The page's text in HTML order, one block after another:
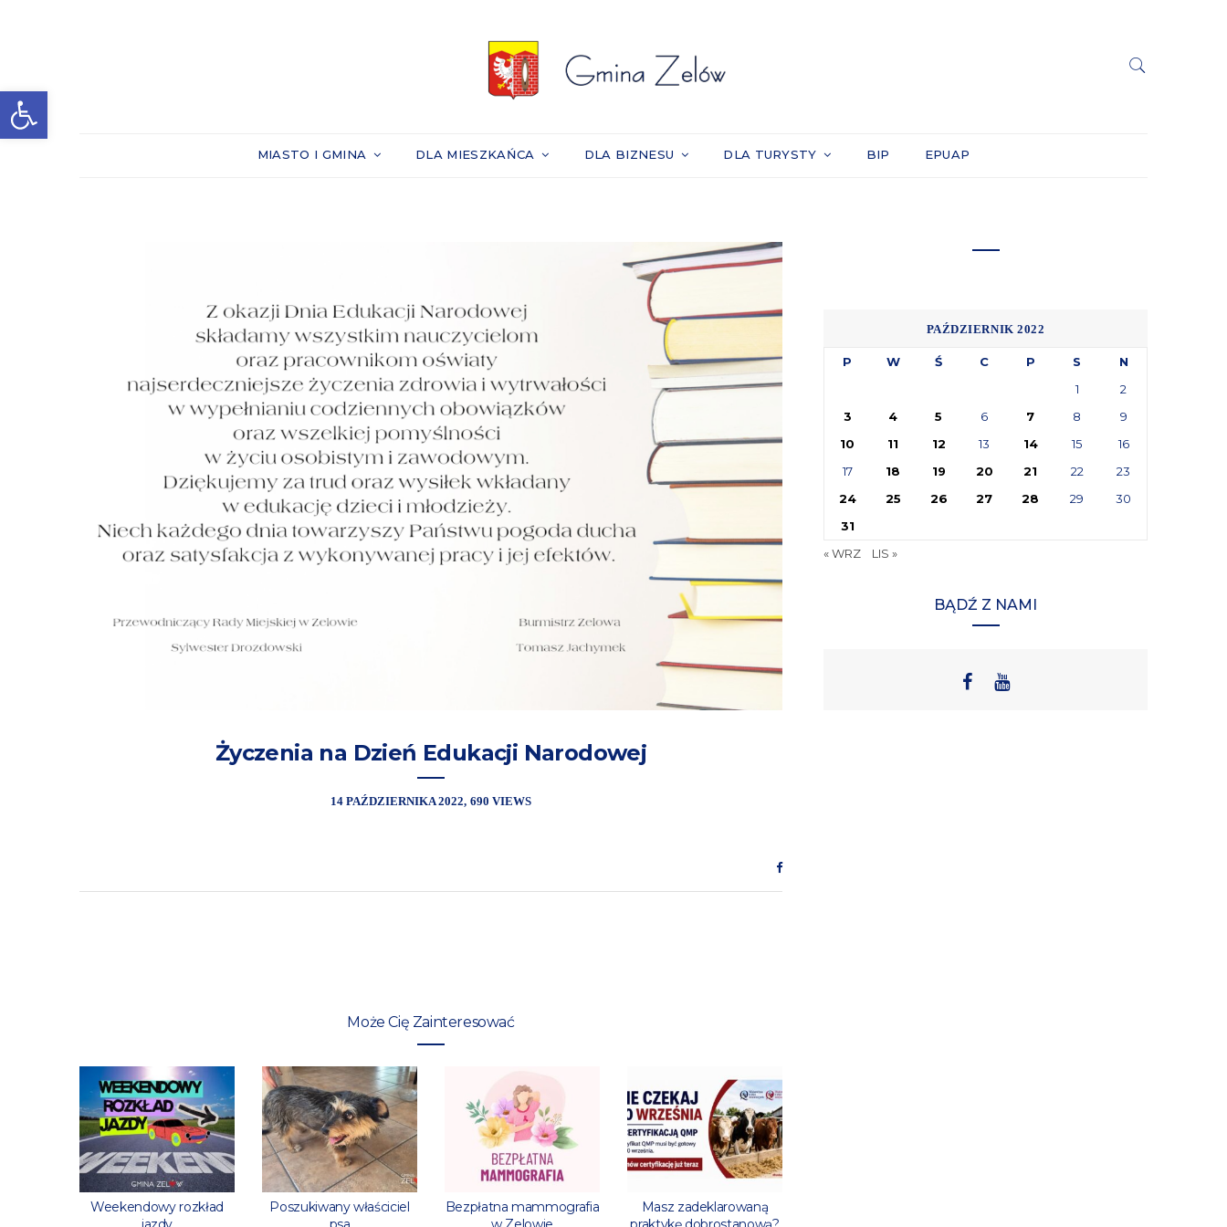
Otwórz pasek narzędzi
MIASTO I GMINA DLA MIESZKAŃCA DLA BIZNESU DLA TURYSTY BIP EPUAP
Życzenia na Dzień Edukacji Narodowej
14 PAŹDZIERNIKA 2022 690 VIEWS
Może Cię Zainteresować
Weekendowy rozkład
Poszukiwany właściciel
Bezpłatna mammografia
Masz zadeklarowaną
PAŹDZIERNIK 2022
P W Ś C P S
N
1
2
3
4 5 6 7 8
9
10
11 12 13 14 15
16
17
18 19 20 21 22
23
24
25 26 27 28 29
30
31
« WRZ
LIS »
BĄDŹ Z NAMI